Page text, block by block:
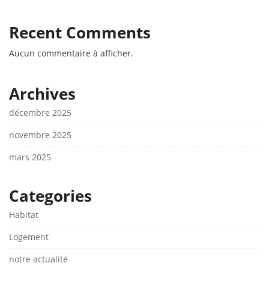
Recent Comments
Aucun commentaire à afficher.
Archives
décembre 2025
novembre 2025
mars 2025
Categories
Habitat
Logement
notre actualité